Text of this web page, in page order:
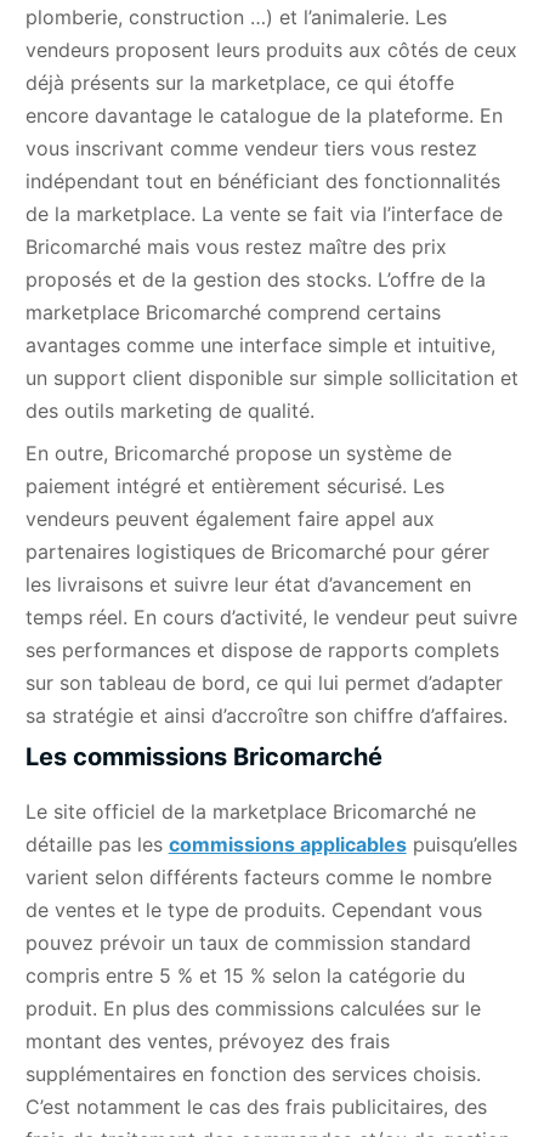
plomberie, construction …) et l’animalerie. Les
vendeurs proposent leurs produits aux côtés de ceux
déjà présents sur la marketplace, ce qui étoffe
encore davantage le catalogue de la plateforme. En
vous inscrivant comme vendeur tiers vous restez
indépendant tout en bénéficiant des fonctionnalités
de la marketplace. La vente se fait via l’interface de
Bricomarché mais vous restez maître des prix
proposés et de la gestion des stocks. L’offre de la
marketplace Bricomarché comprend certains
avantages comme une interface simple et intuitive,
un support client disponible sur simple sollicitation et
des outils marketing de qualité.
En outre, Bricomarché propose un système de
paiement intégré et entièrement sécurisé. Les
vendeurs peuvent également faire appel aux
partenaires logistiques de Bricomarché pour gérer
les livraisons et suivre leur état d’avancement en
temps réel. En cours d’activité, le vendeur peut suivre
ses performances et dispose de rapports complets
sur son tableau de bord, ce qui lui permet d’adapter
sa stratégie et ainsi d’accroître son chiffre d’affaires.
Les commissions Bricomarché
Le site officiel de la marketplace Bricomarché ne
détaille pas les commissions applicablespuisqu’elles
varient selon différents facteurs comme le nombre
de ventes et le type de produits. Cependant vous
pouvez prévoir un taux de commission standard
compris entre 5 % et 15 % selon la catégorie du
produit. En plus des commissions calculées sur le
montant des ventes, prévoyez des frais
supplémentaires en fonction des services choisis.
C’est notamment le cas des frais publicitaires, des